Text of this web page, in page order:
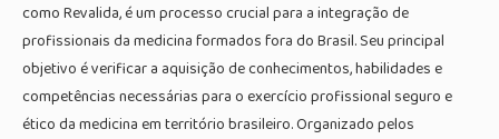
como Revalida, é um processo crucial para a integração de
profissionais da medicina formados fora do Brasil. Seu principal
objetivo é verificar a aquisição de conhecimentos, habilidades e
competências necessárias para o exercício profissional seguro e
ético da medicina em território brasileiro. Organizado pelos